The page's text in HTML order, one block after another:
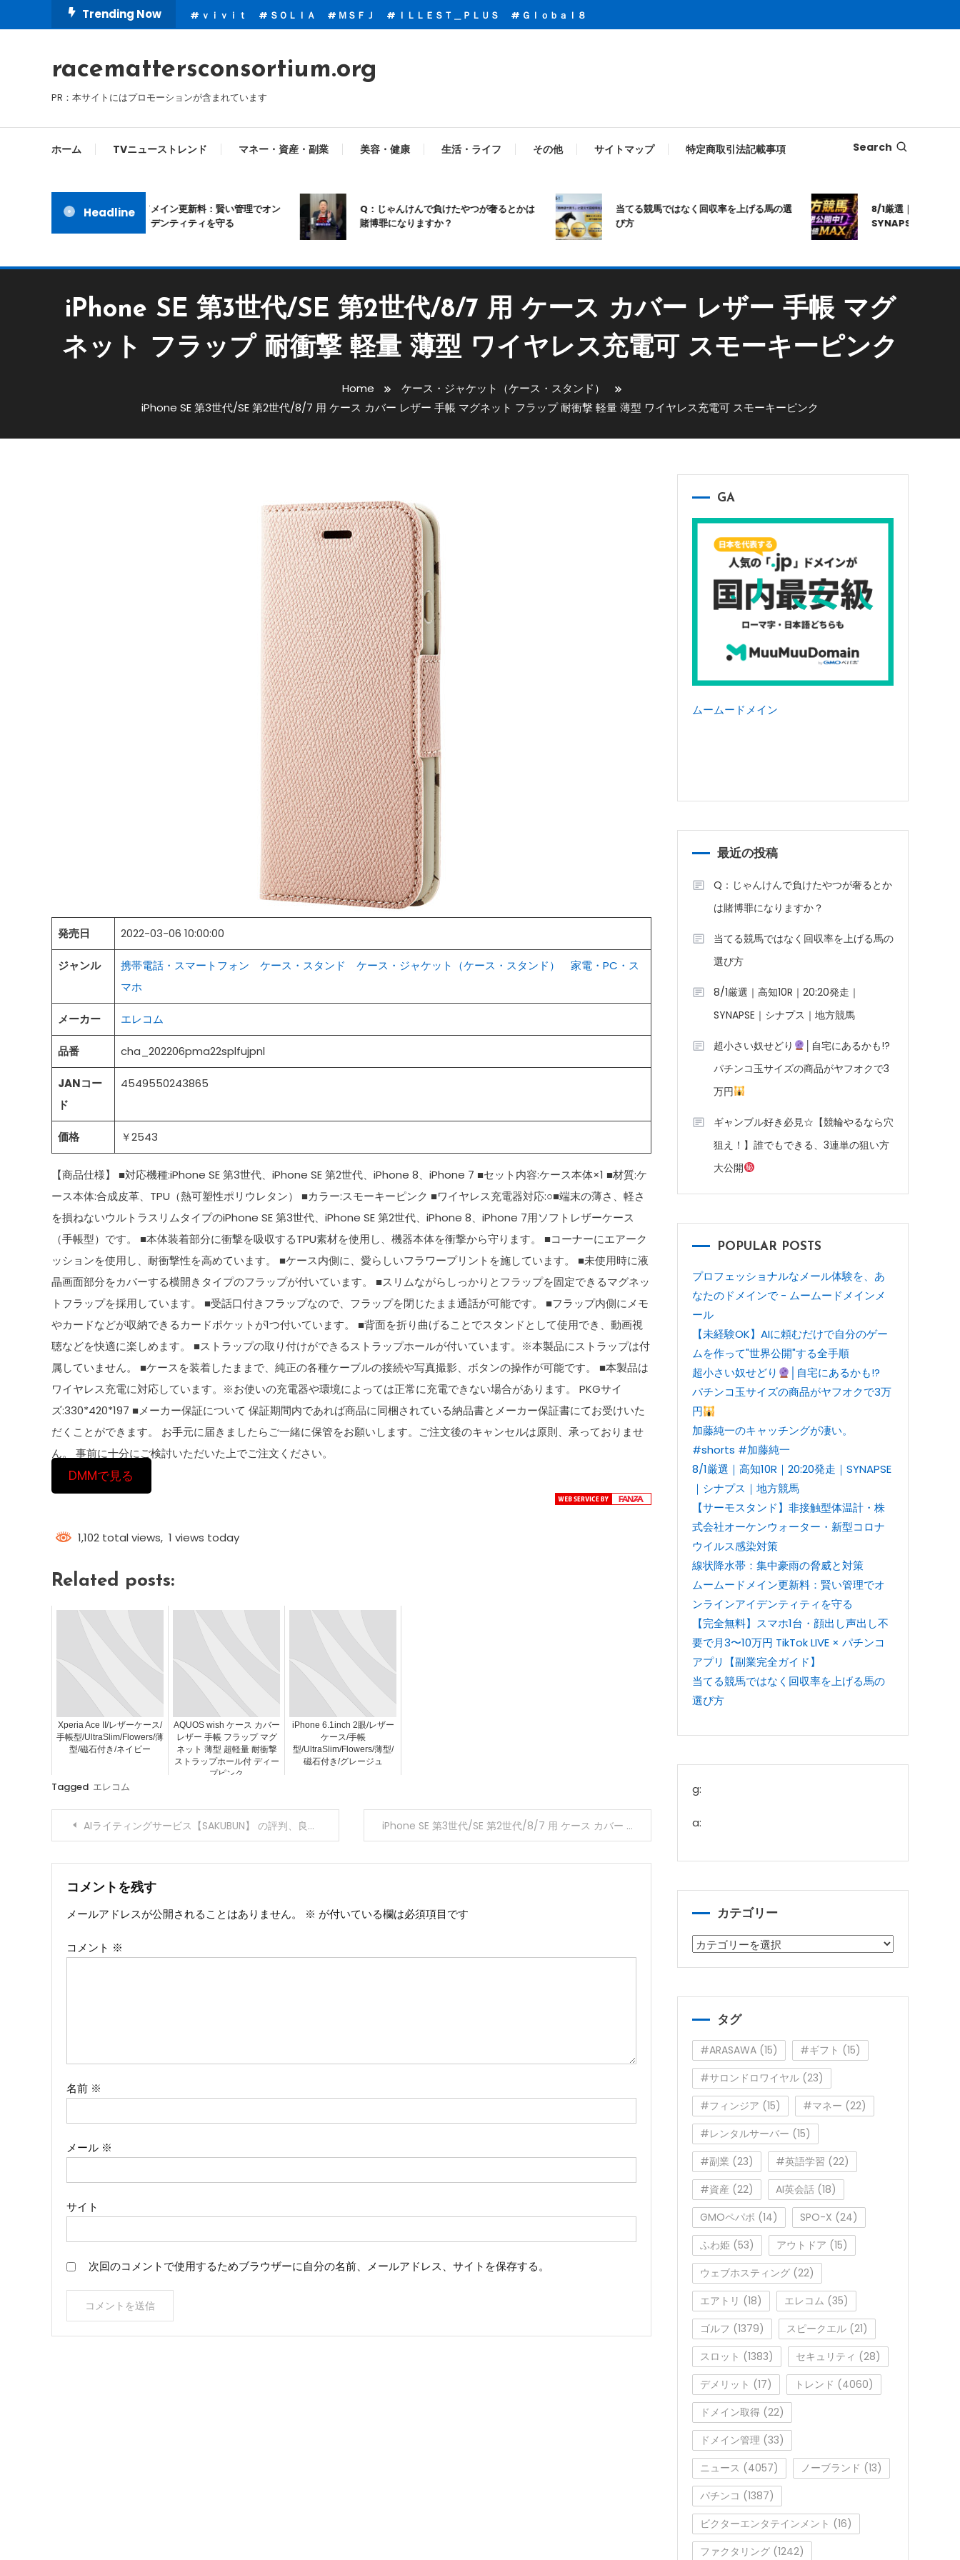
To
Trending Now ｖｉｖｉｔ ＳＯＬＩＡ ＭＳＦＪ ＩＬＬＥＳＴ＿ＰＬＵＳ Ｇｌｏｂａｌ８
racemattersconsortium.org
PR：本サイトにはプロモーションが含まれています
ホーム TVニューストレンド マネー・資産・副業 美容・健康 生活・ライフ その他 サイトマップ 特定商取引法記載事項 Search
Headline
ムームードメイン更新料：賢い管理でオン
ラインアイデンティティを守る
Q：じゃんけんで負けたやつが奢るとかは
賭博罪になりますか？
当てる競馬ではなく回収率を上げる馬の選
び方
8/1厳選｜高知10R｜
SYNAPSE｜シナプス｜
iPhone SE 第3世代/SE 第2世代/8/7 用 ケース カバー レザー 手帳 マグ
ネット フラップ 耐衝撃 軽量 薄型 ワイヤレス充電可 スモーキーピンク
Home
ケース・ジャケット（ケース・スタンド）
iPhone SE 第3世代/SE 第2世代/8/7 用 ケース カバー レザー 手帳 マグネット フラップ 耐衝撃 軽量 薄型 ワイヤレス充電可 スモーキーピンク
2023年8月20日 phi72110
IPhone SE 第3世代/SE 第2世代/8/7 用 ケース カバー レ
ザー 手帳 マグネット フラップ 耐衝撃 軽量 薄型 ワイヤ
レス充電可 スモーキーピンク
発売日 2022-03-06 10:00:00
ジャンル 携帯電話・スマートフォン ケース・スタンド ケース・ジャケット（ケース・スタンド）
家電・PC・ス
マホ
メーカー エレコム
品番 cha_202206pma22splfujpnl
JANコー
ド
4549550243865
価格 ￥2543
【商品仕様】 ■対応機種:iPhone SE 第3世代、iPhone SE 第2世代、iPhone 8、iPhone 7 ■セット内容:ケース本体×1 ■材質:ケ
ース本体:合成皮革、TPU（熱可塑性ポリウレタン） ■カラー:スモーキーピンク ■ワイヤレス充電器対応:○■端末の薄さ、軽さ
を損ねないウルトラスリムタイプのiPhone SE 第3世代、iPhone SE 第2世代、iPhone 8、iPhone 7用ソフトレザーケース
（手帳型）です。 ■本体装着部分に衝撃を吸収するTPU素材を使用し、機器本体を衝撃から守ります。 ■コーナーにエアーク
ッションを使用し、耐衝撃性を高めています。 ■ケース内側に、愛らしいフラワープリントを施しています。 ■未使用時に液
晶画面部分をカバーする横開きタイプのフラップが付いています。 ■スリムながらしっかりとフラップを固定できるマグネッ
トフラップを採用しています。 ■受話口付きフラップなので、フラップを閉じたまま通話が可能です。 ■フラップ内側にメモ
やカードなどが収納できるカードポケットが1つ付いています。 ■背面を折り曲げることでスタンドとして使用でき、動画視
聴などを快適に楽しめます。 ■ストラップの取り付けができるストラップホールが付いています。※本製品にストラップは付
属していません。 ■ケースを装着したままで、純正の各種ケーブルの接続や写真撮影、ボタンの操作が可能です。 ■本製品は
ワイヤレス充電に対応しています。※お使いの充電器や環境によっては正常に充電できない場合があります。 PKGサイ
ズ:330*420*197 ■メーカー保証について 保証期間内であれば商品に同梱されている納品書とメーカー保証書にてお受けいた
だくことができます。 お手元に届きましたらご一緒に保管をお願いします。ご注文後のキャンセルは原則、承っておりませ
ん。 事前に十分にご検討いただいた上でご注文ください。
DMMで見る
1,102 total views, 1 views today
Related posts:
Xperia Ace II/レザーケース/
手帳型/UltraSlim/Flowers/薄
型/磁石付き/ネイビー
AQUOS wish ケース カバー
レザー 手帳 フラップ マグ
ネット 薄型 超軽量 耐衝撃
ストラップホール付 ディー
プピンク
iPhone 6.1inch 2眼/レザー
ケース/手帳
型/UltraSlim/Flowers/薄型/
磁石付き/グレージュ
Tagged エレコム
ナ
ビ
ゲ
ン
AIライティングサービス【SAKUBUN】 の評判、良い 口コミ、悪い口コミ、メリットとデメリットはどうなの？ iPhone SE 第3世代/SE 第2世代/8/7 用 ケース カバー レザー 手帳 マグネット フラップ 耐衝撃 軽量 薄型 ワイヤレス充電可 ストラップホール付 ディープピンク
コメントを残す
メールアドレスが公開されることはありません。 ※ が付いている欄は必須項目です
コメント ※
名前 ※
メール ※
サイト
次回のコメントで使用するためブラウザーに自分の名前、メールアドレス、サイトを保存する。
GA
ムームードメイン
最近の投稿
Q：じゃんけんで負けたやつが奢るとか
は賭博罪になりますか？
当てる競馬ではなく回収率を上げる馬の
選び方
8/1厳選｜高知10R｜20:20発走｜
SYNAPSE｜シナプス｜地方競馬
超小さい奴せどり
│自宅にあるかも!?
パチンコ玉サイズの商品がヤフオクで3
万円
ギャンブル好き必見☆【競輪やるなら穴
狙え！】誰でもできる、3連単の狙い方
大公開
POPULAR POSTS
プロフェッショナルなメール体験を、あ
なたのドメインで - ムームードメインメ
ール
【未経験OK】AIに頼むだけで自分のゲー
ムを作って"世界公開"する全手順
超小さい奴せどり
│自宅にあるかも!?
パチンコ玉サイズの商品がヤフオクで3万
円
加藤純一のキャッチングが凄い。
#shorts #加藤純一
8/1厳選｜高知10R｜20:20発走｜SYNAPSE
｜シナプス｜地方競馬
【サーモスタンド】非接触型体温計・株
式会社オーケンウォーター・新型コロナ
ウイルス感染対策
線状降水帯：集中豪雨の脅威と対策
ムームードメイン更新料：賢い管理でオ
ンラインアイデンティティを守る
【完全無料】スマホ1台・顔出し声出し不
要で月3〜10万円 TikTok LIVE × パチンコ
アプリ【副業完全ガイド】
当てる競馬ではなく回収率を上げる馬の
選び方
g:
a:
カテゴリー
カ
リ
ー
タグ
#ARASAWA (15) #ギフト (15)
#サロンドロワイヤル (23)
#フィンジア (15) #マネー (22)
#レンタルサーバー (15)
#副業 (23) #英語学習 (22)
#資産 (22) AI英会話 (18)
GMOペパボ (14) SPO-X (24)
ふわ姫 (53) アウトドア (15)
ウェブホスティング (22)
エアトリ (18) エレコム (35)
ゴルフ (1379) スピークエル (21)
スロット (1383) セキュリティ (28)
デメリット (17) トレンド (4060)
ドメイン取得 (22)
ドメイン管理 (33)
ニュース (4057) ノーブランド (13)
パチンコ (1387)
ビクターエンタテインメント (16)
ファクタリング (1242)